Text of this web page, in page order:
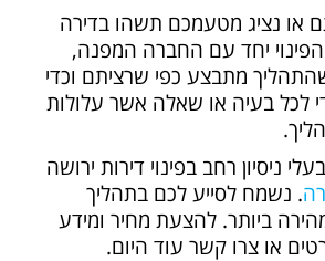
או נציג מטעמכם תשהו בדירה
הפינוי יחד עם החברה המפנה,
מתבצע כפי שרציתם וכדי
לכל בעיה או שאלה אשר עלולות
ניסיון רחב בפינוי דירות ירושה
. נשמח לסייע לכם בתהליך
ביותר. להצעת מחיר ומידע
או צרו קשר עוד היום.